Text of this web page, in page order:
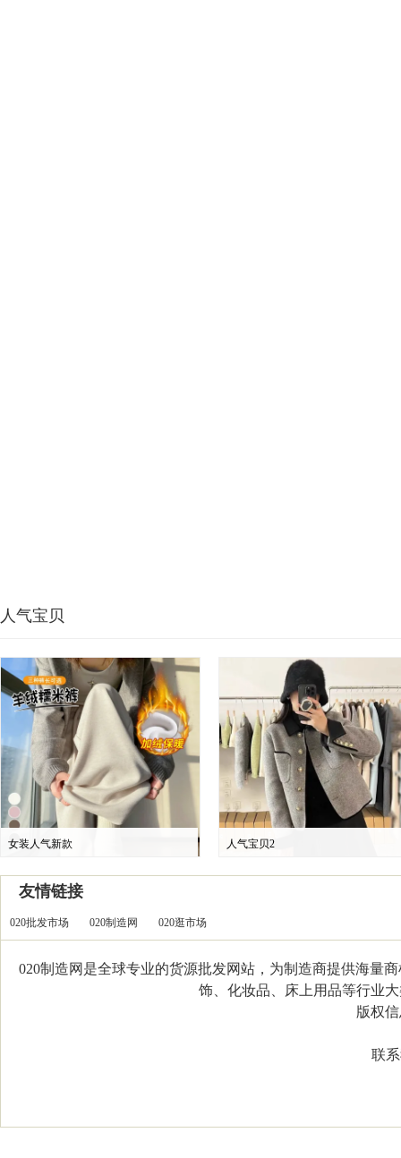
人气宝贝
女装人气新款 人气宝贝2
友情链接
020批发市场 020制造网 020逛市场
020制造网是全球专业的货源批发网站，为制造商提供海量
饰、化妆品、床上用品等行业
版权信
联